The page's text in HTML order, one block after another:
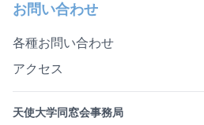
お問い合わせ
各種お問い合わせ
アクセス
天使大学同窓会事務局